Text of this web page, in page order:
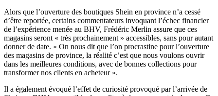
Alors que l’ouverture des boutiques Shein en province n’a cessé
d’être reportée, certains commentateurs invoquant l’échec financier
de l’expérience menée au BHV, Frédéric Merlin assure que ces
magasins seront « très prochainement » accessibles, sans pour autant
donner de date. « On nous dit que l’on procrastine pour l’ouverture
des magasins de province, la réalité c’est que nous voulons ouvrir
dans les meilleures conditions, avec de bonnes collections pour
transformer nos clients en acheteur ».
Il a également évoqué l’effet de curiosité provoqué par l’arrivée de